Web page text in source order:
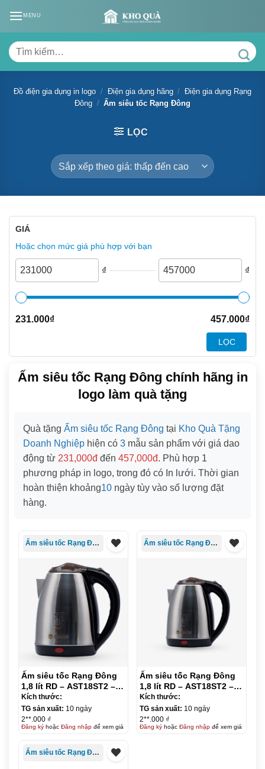
MENU
Tìm
kiếm:
Đồ điện gia dụng in logo / Điện gia dụng hãng / Điện gia dụng Rạng
Đông / Ấm siêu tốc Rạng Đông
LỌC
GIÁ
Hoặc chọn mức giá phù hợp với bạn
₫ ₫
231.000₫ 457.000₫
LỌC
Ấm siêu tốc Rạng Đông chính hãng in
logo làm quà tặng
Quà tặng Ấm siêu tốc Rạng Đông tại Kho Quà Tặng
Doanh Nghiệp hiện có 3 mẫu sản phẩm với giá dao
động từ 231,000đ đến 457,000đ. Phù hợp 1
phương pháp in logo, trong đó có In lưới. Thời gian
hoàn thiện khoảng10 ngày tùy vào số lượng đặt
hàng.
Ấm siêu tốc Rạng Đông
Ấm siêu tốc Rạng Đông
1,8 lít RD – AST18ST2 –
nắp đen
Kích thước:
TG sản xuất: 10 ngày
2**.000 ₫
Đăng kýhoặc Đăng nhậpđể xem giá
Ấm siêu tốc Rạng Đông
Ấm siêu tốc Rạng Đông
1,8 lít RD – AST18ST2 –
nắp nâu
Kích thước:
TG sản xuất: 10 ngày
2**.000 ₫
Đăng kýhoặc Đăng nhậpđể xem giá
Ấm siêu tốc Rạng Đông